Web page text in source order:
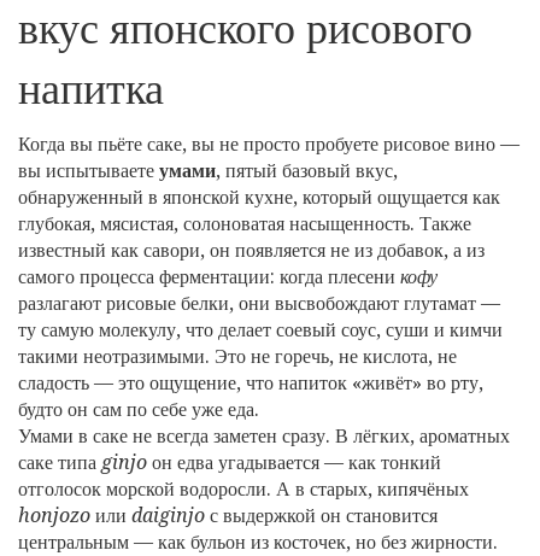
вкус японского рисового
напитка
Когда вы пьёте саке, вы не просто пробуете рисовое вино —
вы испытываете умами, пятый базовый вкус,
обнаруженный в японской кухне, который ощущается как
глубокая, мясистая, солоноватая насыщенность. Также
известный как савори, он появляется не из добавок, а из
самого процесса ферментации: когда плесени кофу
разлагают рисовые белки, они высвобождают глутамат —
ту самую молекулу, что делает соевый соус, суши и кимчи
такими неотразимыми. Это не горечь, не кислота, не
сладость — это ощущение, что напиток «живёт» во рту,
будто он сам по себе уже еда.
Умами в саке не всегда заметен сразу. В лёгких, ароматных
саке типа ginjo он едва угадывается — как тонкий
отголосок морской водоросли. А в старых, кипячёных
honjozo или daiginjo с выдержкой он становится
центральным — как бульон из косточек, но без жирности.